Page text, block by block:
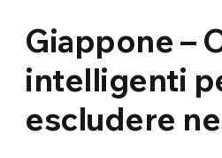
Giappone –
intelligenti
escludere